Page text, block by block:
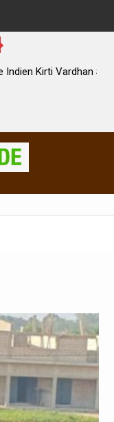
Vardhan Singh à